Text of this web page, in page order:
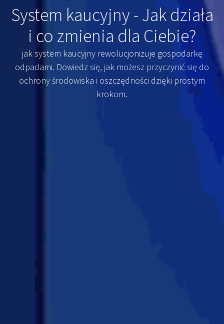
System kaucyjny - Jak działa
i co zmienia dla Ciebie?
jak system kaucyjny rewolucjonizuje gospodarkę
odpadami. Dowiedz się, jak możesz przyczynić się do
ochrony środowiska i oszczędności dzięki prostym
krokom.